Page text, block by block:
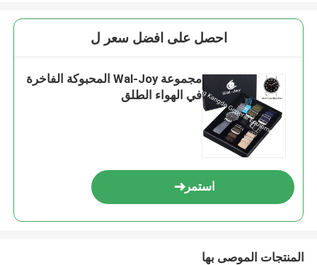
احصل على افضل سعر ل
مجموعة Wal-Joy المحبوكة الفاخرة
في الهواء الطلق
استمر
المنتجات الموصى بها